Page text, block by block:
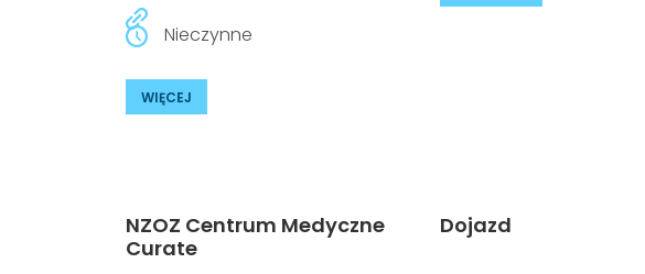
Nieczynne
WIĘCEJ
NZOZ Centrum Medyczne
Curate
Dojazd